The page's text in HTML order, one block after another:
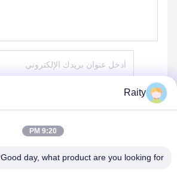
Raity
9:20 PM
Good day, what product are you looking for?